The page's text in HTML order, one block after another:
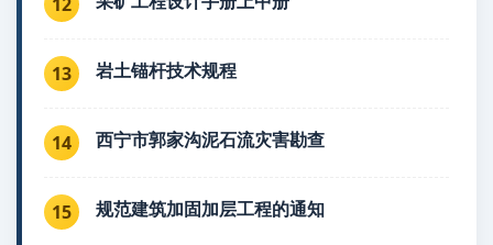
13 岩土锚杆技术规程
14 西宁市郭家沟泥石流灾害勘查
15 规范建筑加固加层工程的通知